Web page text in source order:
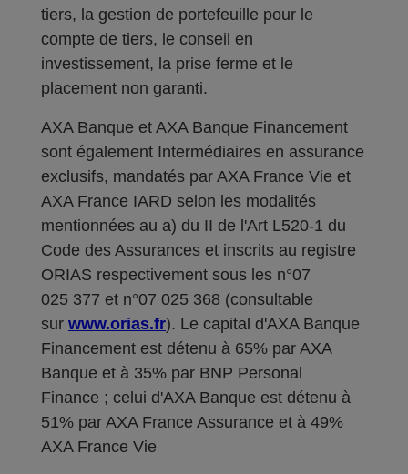
tiers, la gestion de portefeuille pour le
compte de tiers, le conseil en
investissement, la prise ferme et le
placement non garanti.
AXA Banque et AXA Banque Financement
sont également Intermédiaires en assurance
exclusifs, mandatés par AXA France Vie et
AXA France IARD selon les modalités
mentionnées au a) du II de l'Art L520-1 du
Code des Assurances et inscrits au registre
ORIAS respectivement sous les n°07
025 377 et n°07 025 368 (consultable
sur www.orias.fr). Le capital d'AXA Banque
Financement est détenu à 65% par AXA
Banque et à 35% par BNP Personal
Finance ; celui d'AXA Banque est détenu à
51% par AXA France Assurance et à 49%
AXA France Vie